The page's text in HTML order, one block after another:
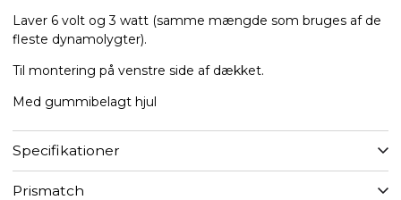
Laver 6 volt og 3 watt (samme mængde som bruges af de
fleste dynamolygter).
Til montering på venstre side af dækket.
Med gummibelagt hjul
Specifikationer
Prismatch